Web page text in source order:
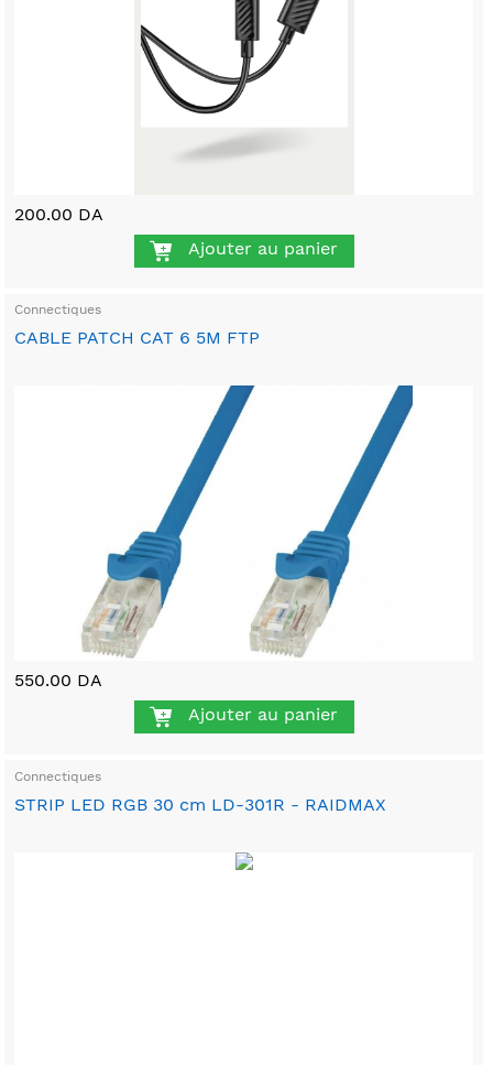
200.00 DA
Ajouter au panier
Connectiques
CABLE PATCH CAT 6 5M FTP
550.00 DA
Ajouter au panier
Connectiques
STRIP LED RGB 30 cm LD-301R - RAIDMAX